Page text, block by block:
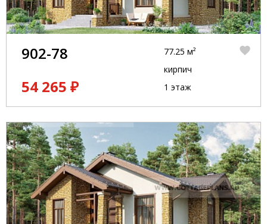
902-78
54 265 ₽
77.25 м²
кирпич
1 этаж